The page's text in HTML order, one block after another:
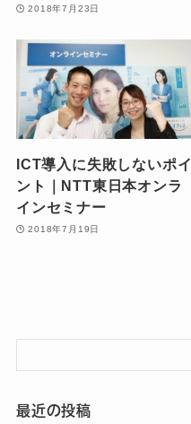
2018年7月23日
ICT導入に失敗しないポイ
ント｜NTT東日本オンラ
インセミナー
2018年7月19日
最近の投稿